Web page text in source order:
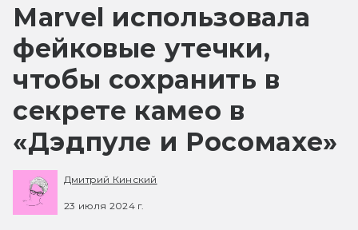
Marvel использовала
фейковые утечки,
чтобы сохранить в
секрете камео в
«Дэдпуле и Росомахе»
Дмитрий Кинский
23 июля 2024 г.